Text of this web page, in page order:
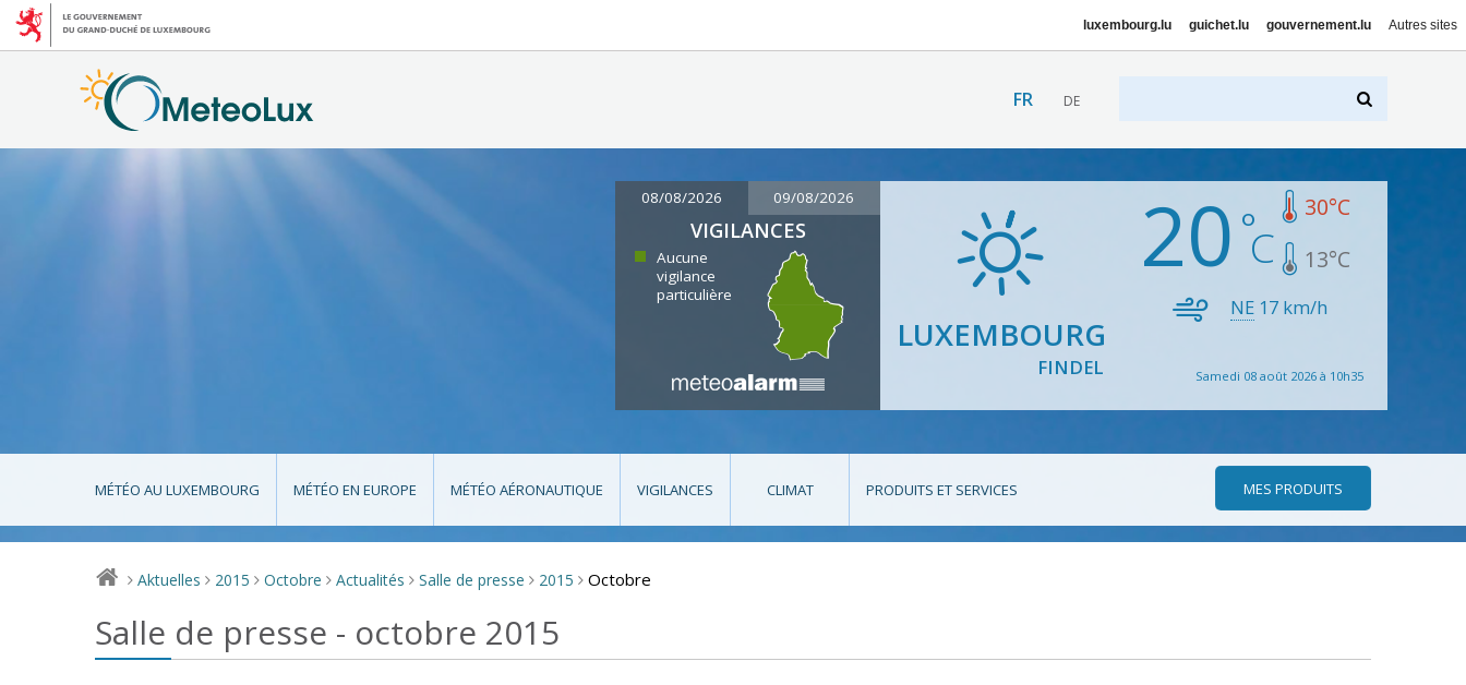
luxembourg.lu guichet.lu gouvernement.lu Autres sites
FR DE
08/08/2026 09/08/2026
VIGILANCES
Aucune
vigilance
particulière
LUXEMBOURG
FINDEL
20 30°C
13°C
NE 17 km/h
Samedi 08 août 2026 à 10h35
MÉTÉO AU LUXEMBOURG MÉTÉO EN EUROPE MÉTÉO AÉRONAUTIQUE VIGILANCES CLIMAT PRODUITS ET SERVICES MES PRODUITS
> Aktuelles > 2015 > Octobre > Actualités > Salle de presse > 2015 > Octobre
Salle de presse - octobre 2015